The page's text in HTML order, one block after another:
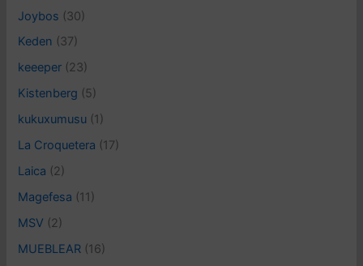
Joybos (30)
Keden (37)
keeeper (23)
Kistenberg (5)
kukuxumusu (1)
La Croquetera (17)
Laica (2)
Magefesa (11)
MSV (2)
MUEBLEAR (16)